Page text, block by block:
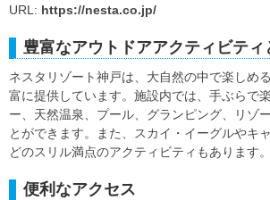
URL: https://nesta.co.jp/
豊富なアウトドアアクティビティ
ネスタリゾート神戸は、大自然の中で楽しめ
富に提供しています。施設内では、手ぶらで
ー、天然温泉、プール、グランピング、リゾ
とができます。また、スカイ・イーグルやキ
どのスリル満点のアクティビティもあります。
便利なアクセス